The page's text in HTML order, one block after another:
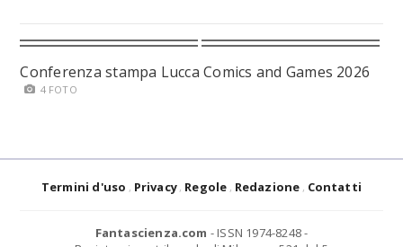
Conferenza stampa Lucca Comics and Games 2026
4 FOTO
Termini d'uso Privacy Regole Redazione Contatti
Fantascienza.com - ISSN 1974-8248 -